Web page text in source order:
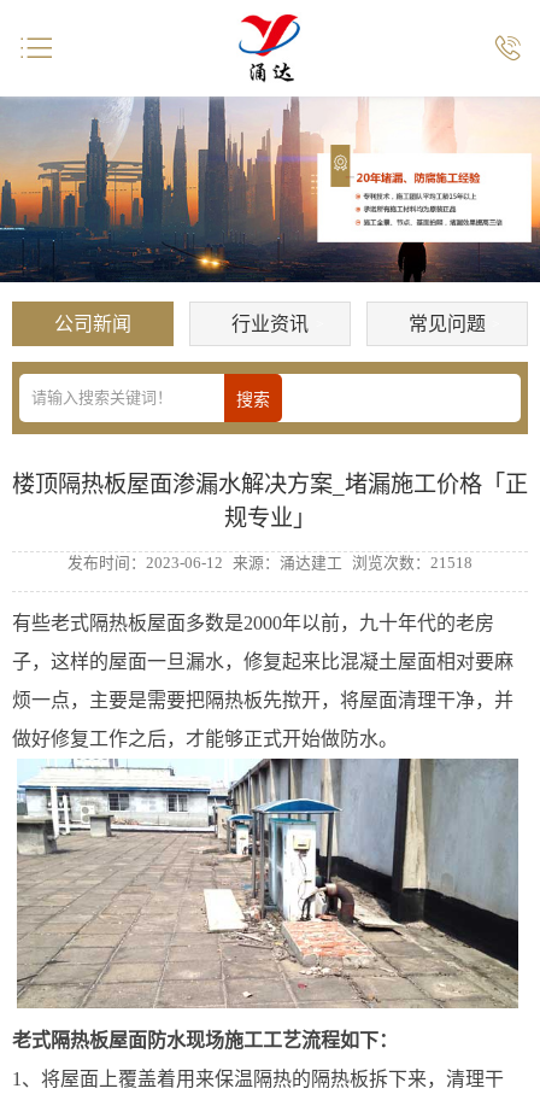
公司新闻 行业资讯 常见问题
楼顶隔热板屋面渗漏水解决方案_堵漏施工价格「正
规专业」
发布时间：2023-06-12 来源：涌达建工 浏览次数：21518
有些老式隔热板屋面多数是2000年以前，九十年代的老房
子，这样的屋面一旦漏水，修复起来比混凝土屋面相对要麻
烦一点，主要是需要把隔热板先揿开，将屋面清理干净，并
做好修复工作之后，才能够正式开始做防水。
老式隔热板屋面防水现场施工工艺流程如下：
1、将屋面上覆盖着用来保温隔热的隔热板拆下来，清理干
 